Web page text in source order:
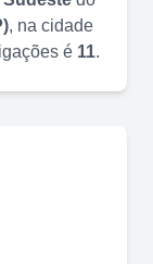
), na cidade
é 11.